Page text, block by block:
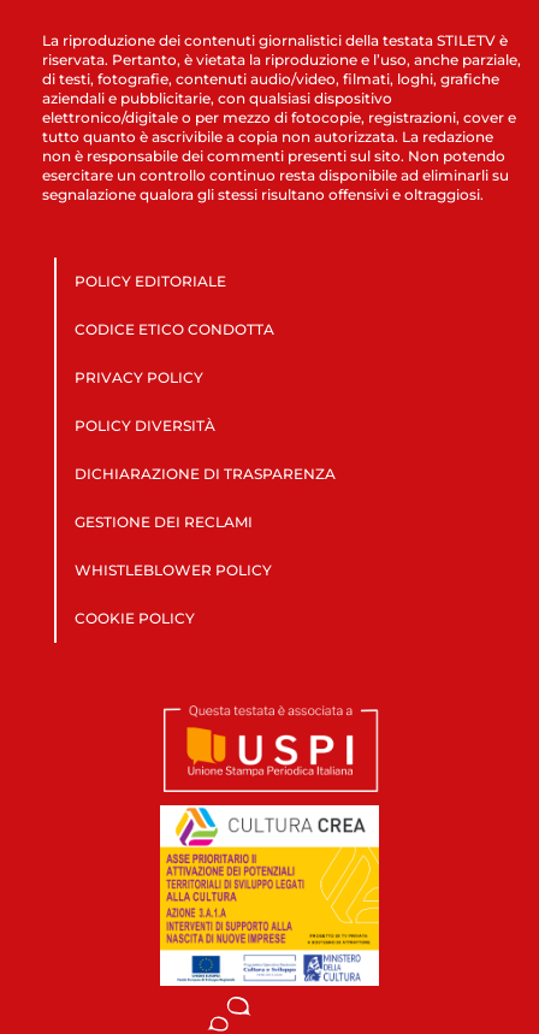
La riproduzione dei contenuti giornalistici della testata STILETV è
riservata. Pertanto, è vietata la riproduzione e l’uso, anche parziale,
di testi, fotografie, contenuti audio/video, filmati, loghi, grafiche
aziendali e pubblicitarie, con qualsiasi dispositivo
elettronico/digitale o per mezzo di fotocopie, registrazioni, cover e
tutto quanto è ascrivibile a copia non autorizzata. La redazione
non è responsabile dei commenti presenti sul sito. Non potendo
esercitare un controllo continuo resta disponibile ad eliminarli su
segnalazione qualora gli stessi risultano offensivi e oltraggiosi.
POLICY EDITORIALE
CODICE ETICO CONDOTTA
PRIVACY POLICY
POLICY DIVERSITÀ
DICHIARAZIONE DI TRASPARENZA
GESTIONE DEI RECLAMI
WHISTLEBLOWER POLICY
COOKIE POLICY